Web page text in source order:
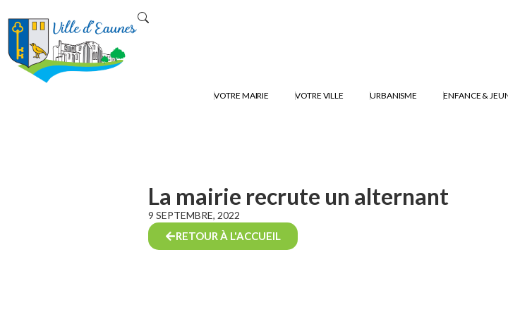
VOTRE MAIRIE VOTRE VILLE URBANISME ENFANCE &
La mairie recrute un alternant
9 SEPTEMBRE, 2022
RETOUR À L'ACCUEIL